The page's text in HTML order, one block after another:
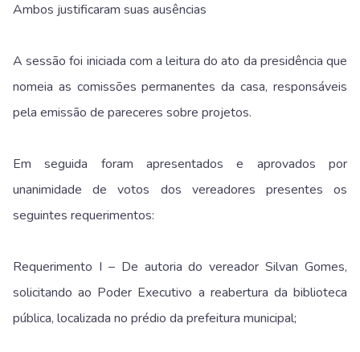
Ambos justificaram suas ausências
A sessão foi iniciada com a leitura do ato da presidência que
nomeia as comissões permanentes da casa, responsáveis
pela emissão de pareceres sobre projetos.
Em seguida foram apresentados e aprovados por
unanimidade de votos dos vereadores presentes os
seguintes requerimentos:
Requerimento I – De autoria do vereador Silvan Gomes,
solicitando ao Poder Executivo a reabertura da biblioteca
pública, localizada no prédio da prefeitura municipal;